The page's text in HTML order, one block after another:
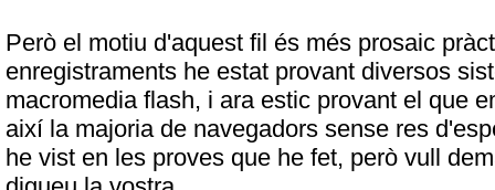
Però el motiu d'aquest fil és més prosaic
enregistraments he estat provant diversos
macromedia flash, i ara estic provant el que
així la majoria de navegadors sense res
he vist en les proves que he fet, però vull